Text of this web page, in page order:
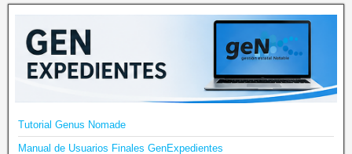
Tutorial Genus Nomade
Manual de Usuarios Finales GenExpedientes